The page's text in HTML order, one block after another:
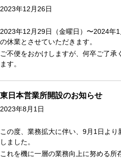
2023年12月26日
2023年12月29日（金曜日）〜2024年
の休業とさせていただきます。
ご不便をおかけしますが、何卒ご了
ます。
東日本営業所開設のお知らせ
2023年8月1日
この度、業務拡大に伴い、9月1日よ
しました。
これを機に一層の業務向上に努める